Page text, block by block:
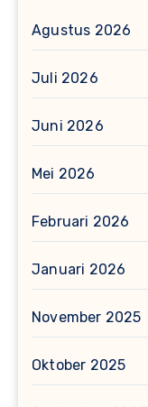
Agustus 2026
Juli 2026
Juni 2026
Mei 2026
Februari 2026
Januari 2026
November 2025
Oktober 2025